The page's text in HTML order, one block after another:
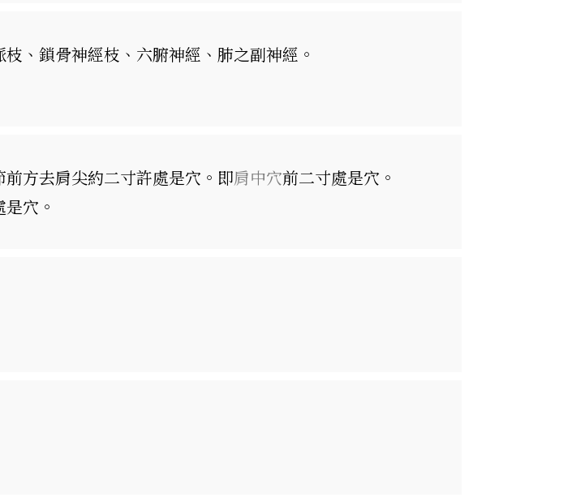
、鎖骨神經枝、六腑神經、肺之副神經。
方去肩尖約二寸許處是穴。即肩中穴前二寸處是穴。
穴。